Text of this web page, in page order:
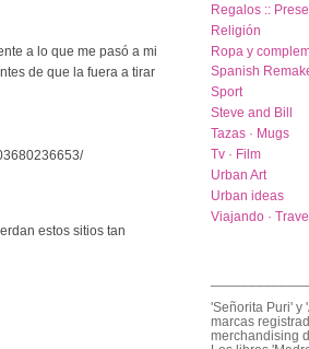
a lo que me pasó a mi
de que la fuera a tirar
estos sitios tan
Regalos ::
Religión
Ropa y
Spanish
Sport
Steve and Bill
Tazas · Mugs
Tv · Film
Urban Art
Urban ideas
Viajando ·
'Señorita Puri' y
marcas
merchandising